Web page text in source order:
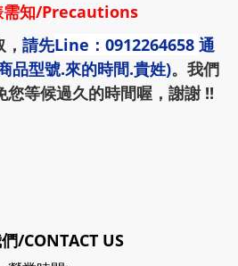
知/Precautions
請先Line：0912264658 通
品型號.來的時間.貴姓)。我們
您等候過久的時間喔，謝謝 !!
/CONTACT US